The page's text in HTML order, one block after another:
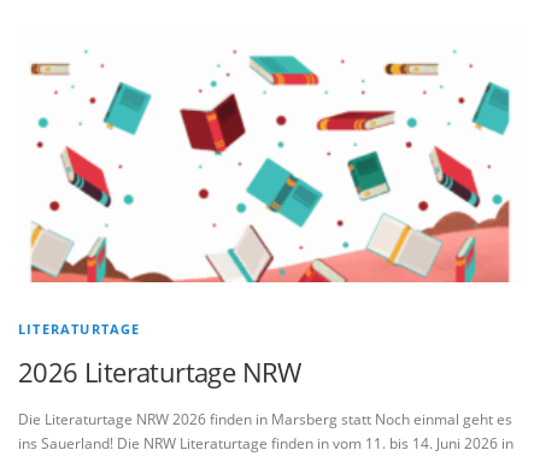
LITERATURTAGE
2026 Literaturtage NRW
Die Literaturtage NRW 2026 finden in Marsberg statt Noch einmal geht es
ins Sauerland! Die NRW Literaturtage finden in vom 11. bis 14. Juni 2026 in